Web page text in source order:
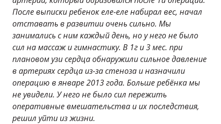
После выписки ребенок еле-еле набирал вес, начал
отставать в развитии очень сильно. Мы
занимались с ним каждый день, но у него не было
сил на массаж и гимнастику. В 1г и 3 мес. при
плановом узи сердца обнаружили сильное давление
в артериях сердца из-за стеноза и назначили
операцию в январе 2013 года. Больше ребёнка мы
не увидели. У него не было сил пережить
оперативные вмешательства и их последствия,
решил уйти из жизни.